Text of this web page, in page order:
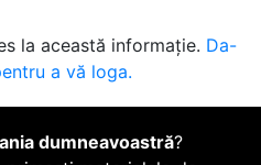
la această informație. Da-
a vă loga.
dumneavoastră?